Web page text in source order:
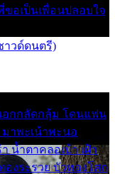
ขอเป็นเพื่อนปลอบใจ
าวด์ดนตรี)
อกกลัดกลุ้ม โดนแฟน
าพะเน้าพะนอ
น้ำตาคลอเบ้า เฝ้า
งระรวย บัวทองโศก